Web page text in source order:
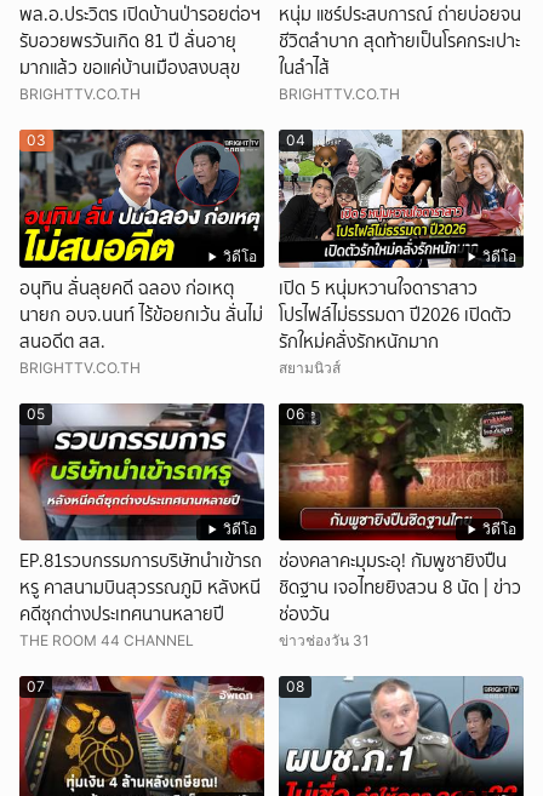
พล.อ.ประวิตร เปิดบ้านป่ารอยต่อฯ
รับอวยพรวันเกิด 81 ปี ลั่นอายุ
มากแล้ว ขอแค่บ้านเมืองสงบสุข
BRIGHTTV.CO.TH
หนุ่ม แชร์ประสบการณ์ ถ่ายบ่อยจน
ชีวิตลำบาก สุดท้ายเป็นโรคกระเปาะ
ในลำไส้
BRIGHTTV.CO.TH
วิดีโอ
03
อนุทิน ลั่นลุยคดี ฉลอง ก่อเหตุ
นายก อบจ.นนท์ ไร้ข้อยกเว้น ลั่นไม่
สนอดีต สส.
BRIGHTTV.CO.TH
วิดีโอ
04
เปิด 5 หนุ่มหวานใจดาราสาว
โปรไฟล์ไม่ธรรมดา ปี2026 เปิดตัว
รักใหม่คลั่งรักหนักมาก
สยามนิวส์
วิดีโอ
05
EP.81รวบกรรมการบริษัทนำเข้ารถ
หรู คาสนามบินสุวรรณภูมิ หลังหนี
คดีซุกต่างประเทศนานหลายปี
THE ROOM 44 CHANNEL
วิดีโอ
06
ช่องคลาคะมุมระอุ! กัมพูชายิงปืน
ชิดฐาน เจอไทยยิงสวน 8 นัด | ข่าว
ช่องวัน
ข่าวช่องวัน 31
07 08